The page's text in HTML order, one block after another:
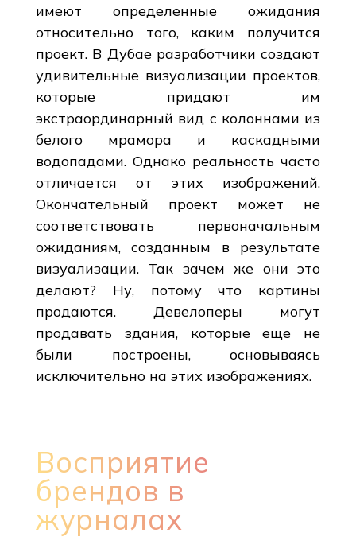
имеют определенные ожидания
относительно того, каким получится
проект. В Дубае разработчики создают
удивительные визуализации проектов,
которые придают им
экстраординарный вид с колоннами из
белого мрамора и каскадными
водопадами. Однако реальность часто
отличается от этих изображений.
Окончательный проект может не
соответствовать первоначальным
ожиданиям, созданным в результате
визуализации. Так зачем же они это
делают? Ну, потому что картины
продаются. Девелоперы могут
продавать здания, которые еще не
были построены, основываясь
исключительно на этих изображениях.
Восприятие
брендов в
журналах